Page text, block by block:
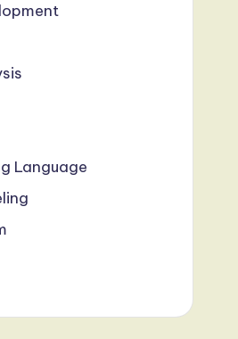
Language